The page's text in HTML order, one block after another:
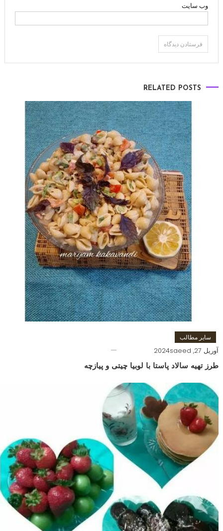
وب‌ سایت
RELATED POSTS
سایر مطالب
آوریل 27, 2024 saeed
طرز تهیه سالاد پاستا با لوبیا چیتی و پیازچه